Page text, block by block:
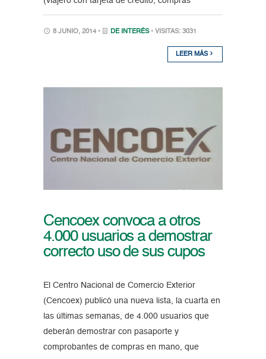
8 JUNIO, 2014 • DE INTERÉS • VISITAS: 3031
LEER MÁS
Cencoex convoca a otros
4.000 usuarios a demostrar
correcto uso de sus cupos
El Centro Nacional de Comercio Exterior
(Cencoex) publicó una nueva lista, la cuarta en
las últimas semanas, de 4.000 usuarios que
deberán demostrar con pasaporte y
comprobantes de compras en mano, que